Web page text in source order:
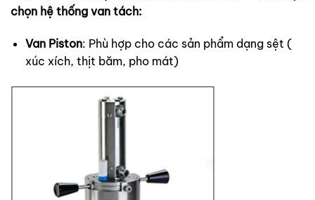
chọn hệ thống van tách:
Van Piston: Phù hợp cho các sản phẩm dạng sệt (
xúc xích, thịt băm, pho mát)